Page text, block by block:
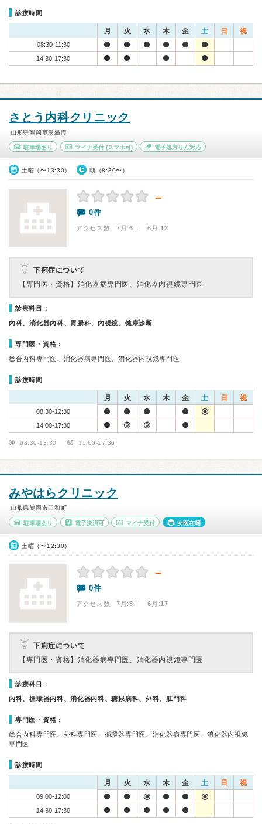
診療時間
月 火 水 木 金 土 日 祝
08:30-11:30
14:30-17:30
さとう内科クリニック
山形県鶴岡市湯温海
駐車場あり マイナ受付(スマホ可) 電子処方せん対応
土曜（〜13:30） 朝（8:30〜）
－
0件
アクセス数 7月:6 | 6月:12
下痢症について
【専門医・資格】 消化器病専門医、消化器内視鏡専門医
診療科目：
内科、消化器内科、胃腸科、内視鏡、健康診断
専門医・資格：
総合内科専門医、消化器病専門医、消化器内視鏡専門医
診療時間
月 火 水 木 金 土 日 祝
08:30-12:30
14:00-17:30
08:30-13:30 15:00-17:30
みやはらクリニック
山形県鶴岡市三和町
駐車場あり 電子決済可 マイナ受付 女医在籍
土曜（〜12:30）
－
0件
アクセス数 7月:8 | 6月:17
下痢症について
【専門医・資格】 消化器病専門医、消化器内視鏡専門医
診療科目：
内科、循環器内科、消化器内科、糖尿病科、外科、肛門科
専門医・資格：
総合内科専門医、外科専門医、循環器専門医、消化器病専門医、消化器内視鏡
専門医
診療時間
月 火 水 木 金 土 日 祝
09:00-12:00
14:30-17:30